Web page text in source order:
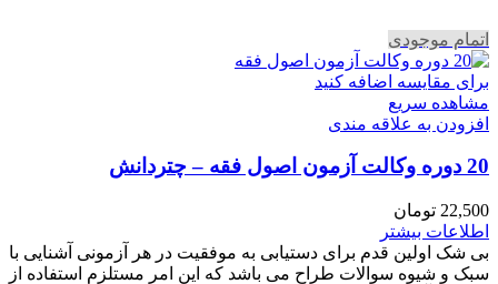
اتمام موجودی
برای مقایسه اضافه کنید
مشاهده سریع
افزودن به علاقه مندی
20 دوره وکالت آزمون اصول فقه – چتردانش
22,500 تومان
اطلاعات بیشتر
بی شک اولین قدم برای دستیابی به موفقیت در هر آزمونی آشنایی با
سبک و شیوه سوالات طراح می باشد که این امر مستلزم استفاده از